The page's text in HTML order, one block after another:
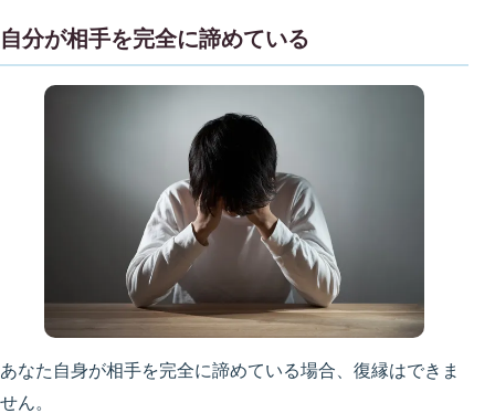
自分が相手を完全に諦めている
あなた自身が相手を完全に諦めている場合、復縁はできま
せん。